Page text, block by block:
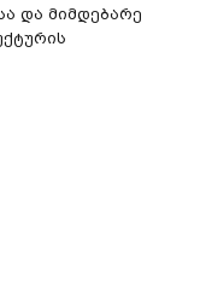
და მიმდებარე